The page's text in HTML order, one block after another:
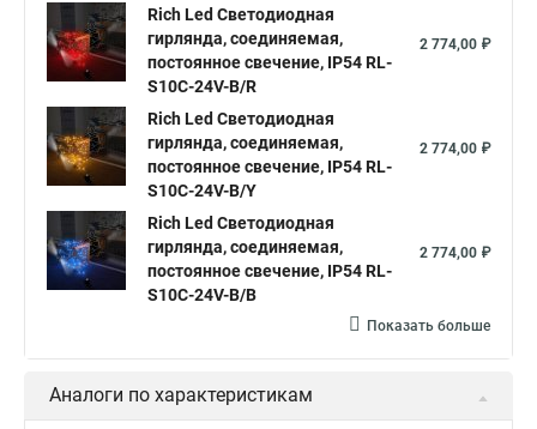
Светодиодная нить уличная
Гирлянда светодиодная нить белая
Что такое светодиодная нить Гирлянды светодиодная нить
Светодиодные лампы светодиодная нить
Светодиодные нити в лампах
Гирлянды светодиодные нити
Светодиодные нити 10 м
Светодиодный нить Гирлянды нити купить светодиодные
Светодиодные нити гирлянды
Rich Led Светодиодная
гирлянда, соединяемая,
постоянное свечение, IP54 RL-
S10C-24V-B/R
2 774,00 ₽
Rich Led Светодиодная
гирлянда, соединяемая,
постоянное свечение, IP54 RL-
S10C-24V-B/Y
2 774,00 ₽
Rich Led Светодиодная
гирлянда, соединяемая,
постоянное свечение, IP54 RL-
S10C-24V-B/B
2 774,00 ₽
Показать больше
Аналоги по характеристикам